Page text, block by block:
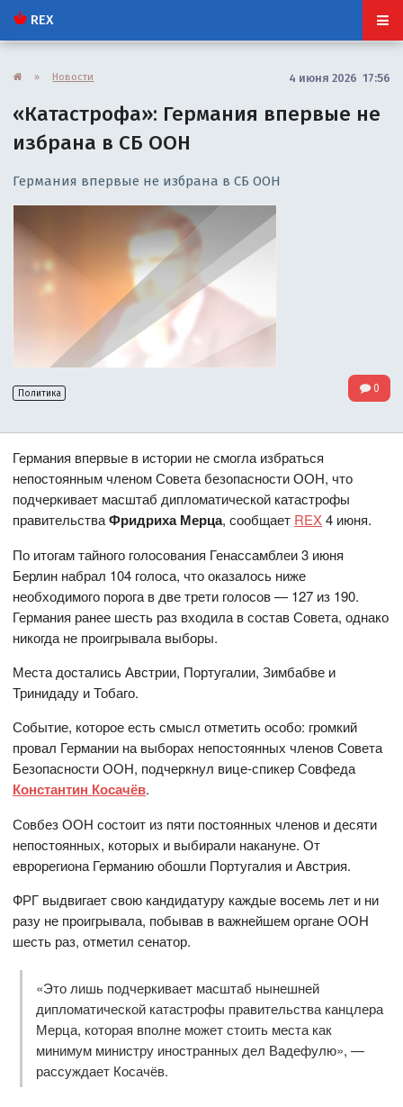
REX
» Новости 4 июня 2026 17:56
«Катастрофа»: Германия впервые не
избрана в СБ ООН
Германия впервые не избрана в СБ ООН
Политика 0
Германия впервые в истории не смогла избраться
непостоянным членом Совета безопасности ООН, что
подчеркивает масштаб дипломатической катастрофы
правительстваФридриха Мерца, сообщает REX4 июня.
По итогам тайного голосования Генассамблеи 3 июня
Берлин набрал 104 голоса, что оказалось ниже
необходимого порога в две трети голосов — 127 из 190.
Германия ранее шесть раз входила в состав Совета, однако
никогда не проигрывала выборы.
Места достались Австрии, Португалии, Зимбабве и
Тринидаду и Тобаго.
Событие, которое есть смысл отметить особо: громкий
провал Германии на выборах непостоянных членов Совета
Безопасности ООН, подчеркнул вице-спикер Совфеда
Константин Косачёв.
Совбез ООН состоит из пяти постоянных членов и десяти
непостоянных, которых и выбирали накануне. От
еврорегиона Германию обошли Португалия и Австрия.
ФРГ выдвигает свою кандидатуру каждые восемь лет и ни
разу не проигрывала, побывав в важнейшем органе ООН
шесть раз, отметил сенатор.
«Это лишь подчеркивает масштаб нынешней
дипломатической катастрофы правительства канцлера
Мерца, которая вполне может стоить места как
минимум министру иностранных дел Вадефулю», —
рассуждает Косачёв.